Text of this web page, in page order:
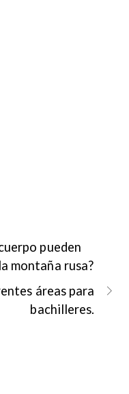
pueden
montaña rusa?
áreas para
bachilleres.